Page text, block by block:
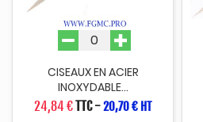
CISEAUX EN ACIER
INOXYDABLE...
24,84 €TTC-20,70 € HT